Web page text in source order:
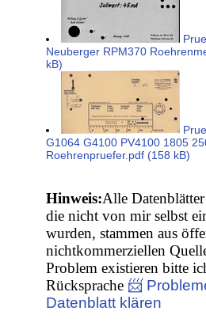
Neuberger RPM370
kB)
G1064 G4100 PV4100 1805
Roehrenpruefer.pdf (158 kB)
Hinweis:Alle
die nicht von mir selbst
wurden, stammen aus
nichtkommerziellen
Problem existieren bitte
Rücksprache 📨
Datenblatt klären